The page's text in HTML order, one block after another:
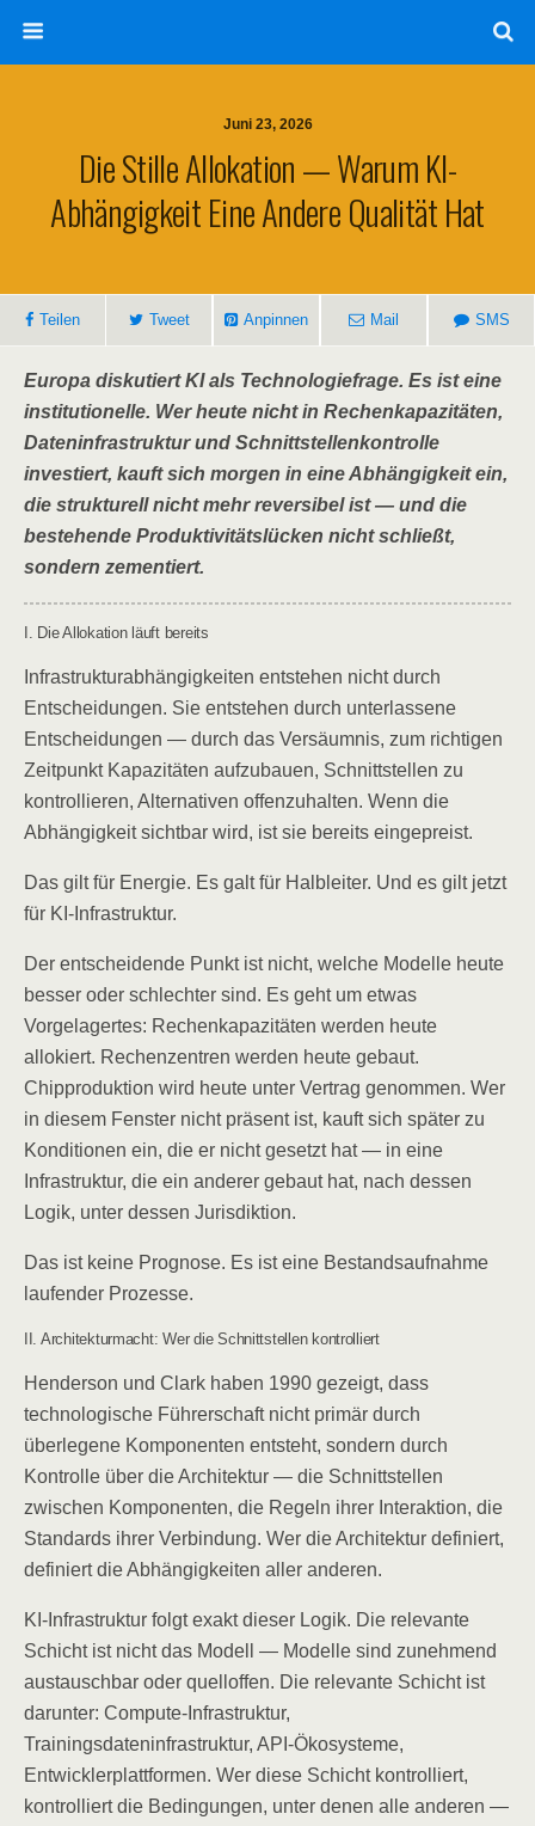
Juni 23, 2026
Die Stille Allokation — Warum KI-
Abhängigkeit Eine Andere Qualität Hat
Teilen Tweet Anpinnen Mail SMS
Europa diskutiert KI als Technologiefrage. Es ist eine
institutionelle. Wer heute nicht in Rechenkapazitäten,
Dateninfrastruktur und Schnittstellenkontrolle
investiert, kauft sich morgen in eine Abhängigkeit ein,
die strukturell nicht mehr reversibel ist — und die
bestehende Produktivitätslücken nicht schließt,
sondern zementiert.
I. Die Allokation läuft bereits
Infrastrukturabhängigkeiten entstehen nicht durch
Entscheidungen. Sie entstehen durch unterlassene
Entscheidungen — durch das Versäumnis, zum richtigen
Zeitpunkt Kapazitäten aufzubauen, Schnittstellen zu
kontrollieren, Alternativen offenzuhalten. Wenn die
Abhängigkeit sichtbar wird, ist sie bereits eingepreist.
Das gilt für Energie. Es galt für Halbleiter. Und es gilt jetzt
für KI-Infrastruktur.
Der entscheidende Punkt ist nicht, welche Modelle heute
besser oder schlechter sind. Es geht um etwas
Vorgelagertes: Rechenkapazitäten werden heute
allokiert. Rechenzentren werden heute gebaut.
Chipproduktion wird heute unter Vertrag genommen. Wer
in diesem Fenster nicht präsent ist, kauft sich später zu
Konditionen ein, die er nicht gesetzt hat — in eine
Infrastruktur, die ein anderer gebaut hat, nach dessen
Logik, unter dessen Jurisdiktion.
Das ist keine Prognose. Es ist eine Bestandsaufnahme
laufender Prozesse.
II. Architekturmacht: Wer die Schnittstellen kontrolliert
Henderson und Clark haben 1990 gezeigt, dass
technologische Führerschaft nicht primär durch
überlegene Komponenten entsteht, sondern durch
Kontrolle über die Architektur — die Schnittstellen
zwischen Komponenten, die Regeln ihrer Interaktion, die
Standards ihrer Verbindung. Wer die Architektur definiert,
definiert die Abhängigkeiten aller anderen.
KI-Infrastruktur folgt exakt dieser Logik. Die relevante
Schicht ist nicht das Modell — Modelle sind zunehmend
austauschbar oder quelloffen. Die relevante Schicht ist
darunter: Compute-Infrastruktur,
Trainingsdateninfrastruktur, API-Ökosysteme,
Entwicklerplattformen. Wer diese Schicht kontrolliert,
kontrolliert die Bedingungen, unter denen alle anderen —